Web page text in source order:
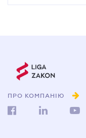
ПРО КОМПАНІЮ